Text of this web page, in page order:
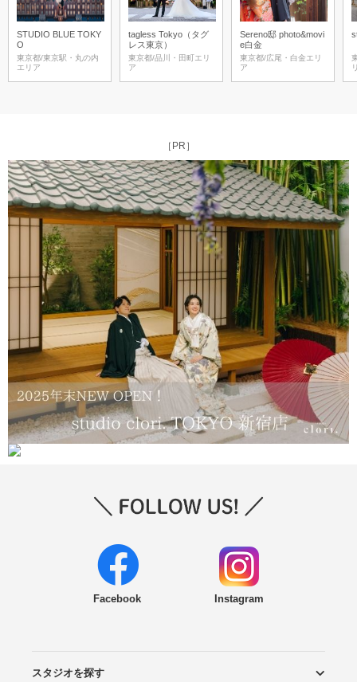
STUDIO BLUE TOKY
O
東京都/東京駅・丸の内
エリア
tagless Tokyo（タグ
レス東京）
東京都/品川・田町エリ
ア
Sereno邸 photo&movi
e白金
東京都/広尾・白金エリ
ア
［PR］
Facebook Instagram
スタジオを探す